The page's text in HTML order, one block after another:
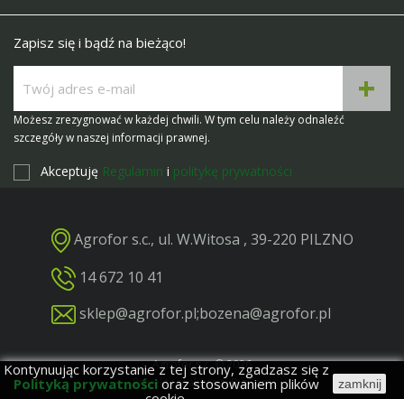
Kontynuując korzystanie z tej strony, zgadzasz się z
Polityką prywatności oraz stosowaniem plików
zamknij
Zapisz się i bądź na bieżąco!
Możesz zrezygnować w każdej chwili. W tym celu należy odnaleźć
szczegóły w naszej informacji prawnej.
Akceptuję Regulamin i politykę prywatności
Agrofor s.c., ul. W.Witosa , 39-220 PILZNO
14 672 10 41
sklep@agrofor.pl;bozena@agrofor.pl
Agrofor s.c. © 2026
Projekt i realizacja: BigCom